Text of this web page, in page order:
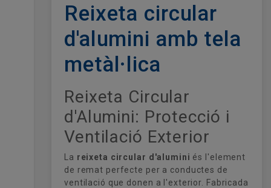
Reixeta circular
d'alumini amb tela
metàl·lica
Reixeta Circular
d'Alumini: Protecció i
Ventilació Exterior
La reixeta circular d'alumini és l'element
de remat perfecte per a conductes de
ventilació que donen a l'exterior. Fabricada